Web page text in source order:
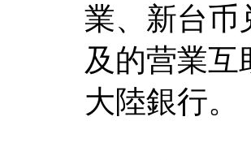
業、新台币
及的营業互
大陸銀行。